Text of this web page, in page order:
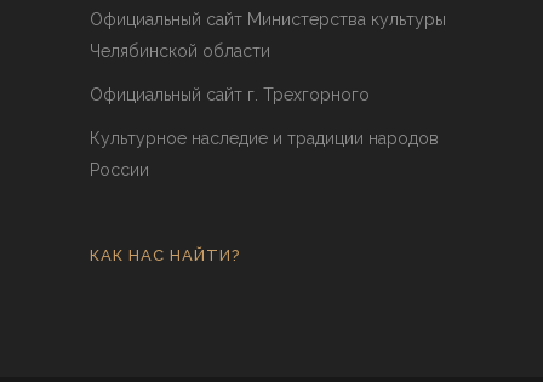
Официальный сайт Министерства культуры
Челябинской области
Официальный сайт г. Трехгорного
Культурное наследие и традиции народов
России
КАК НАС НАЙТИ?